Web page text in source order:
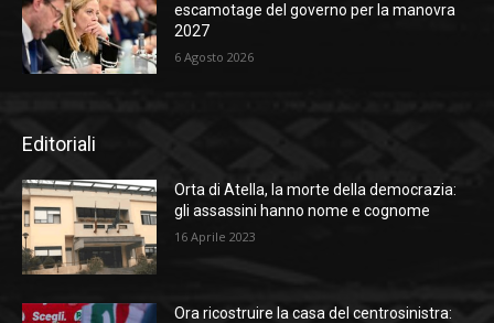
escamotage del governo per la manovra
2027
6 Agosto 2026
Editoriali
Orta di Atella, la morte della democrazia:
gli assassini hanno nome e cognome
16 Aprile 2023
Ora ricostruire la casa del centrosinistra: